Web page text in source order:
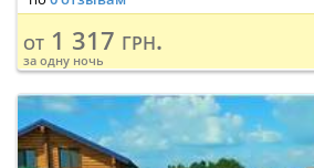
от 1 317 грн.
за одну ночь